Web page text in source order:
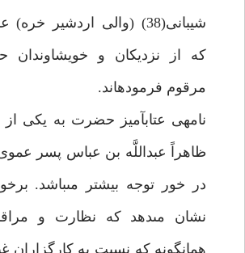
شيبانى(38) (والى اردشير
مرقوم فرموده‏اند.
نامه‏ى عتاب‏آميز حضرت به يكى از
ظاهراً عبداللَّه بن عباس پسر
در خور توجه بيشتر مى‏باشد.
نشان مى‏دهد كه نظارت و
همان‏گونه كه نسبت به كارگزاران